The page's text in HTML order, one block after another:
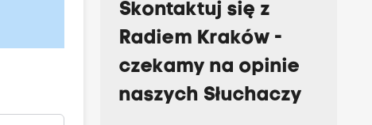
Skontaktuj się z
Radiem Kraków -
czekamy na opinie
naszych Słuchaczy